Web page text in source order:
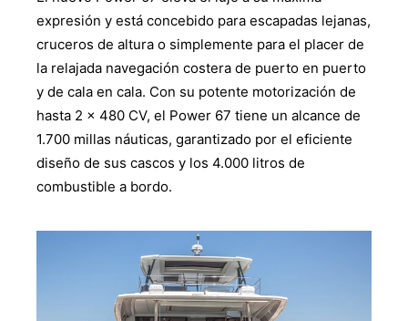
expresión y está concebido para escapadas lejanas,
cruceros de altura o simplemente para el placer de
la relajada navegación costera de puerto en puerto
y de cala en cala. Con su potente motorización de
hasta 2 x 480 CV, el Power 67 tiene un alcance de
1.700 millas náuticas, garantizado por el eficiente
diseño de sus cascos y los 4.000 litros de
combustible a bordo.